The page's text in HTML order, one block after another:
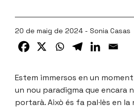
20 de maig de 2024 - Sonia Casas
Estem immersos en un
un nou paradigma que encara
portarà. Això és fa pal·lès en